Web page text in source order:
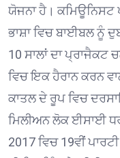
ਯੋਜਨਾ ਹੈ। ਕਮਿਊਨਿਸਟ
ਭਾਸ਼ਾ ਵਿਚ ਬਾਈਬਲ ਨੂੰ
10 ਸਾਲਾਂ ਦਾ ਪ੍ਰਾਜੈਕਟ
ਵਿਚ ਇਕ ਹੈਰਾਨ ਕਰਨ
ਕਾਤਲ ਦੇ ਰੂਪ ਵਿਚ
ਮਿਲੀਅਨ ਲੋਕ ਈਸਾਈ
2017 ਵਿਚ 19ਵੀਂ